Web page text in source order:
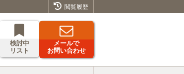
閲覧履歴
検討中
リスト
メールで
お問い合わせ